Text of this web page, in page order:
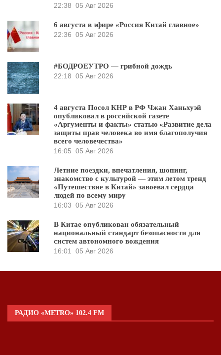
22:38 05 Авг 2026
6 августа в эфире «Россия Китай главное»
22:36 05 Авг 2026
#БОДРОЕУТРО — грибной дождь
22:18 05 Авг 2026
4 августа Посол КНР в РФ Чжан Ханьхуэй
опубликовал в российской газете
«Аргументы и факты» статью «Развитие дела
защиты прав человека во имя благополучия
всего человечества»
16:05 05 Авг 2026
Летние поездки, впечатления, шопинг,
знакомство с культурой — этим летом тренд
«Путешествие в Китай» завоевал сердца
людей по всему миру
16:03 05 Авг 2026
В Китае опубликован обязательный
национальный стандарт безопасности для
систем автономного вождения
16:01
05 Авг 2026
РАДИО «METRO» 102.4 FM